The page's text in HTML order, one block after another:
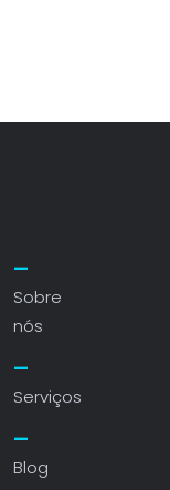
Sobre
nós
Serviços
Blog